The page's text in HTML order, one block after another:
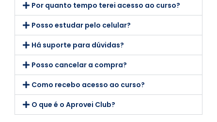
Por quanto tempo terei acesso ao curso?
Posso estudar pelo celular?
Há suporte para dúvidas?
Posso cancelar a compra?
Como recebo acesso ao curso?
O que é o Aprovei Club?